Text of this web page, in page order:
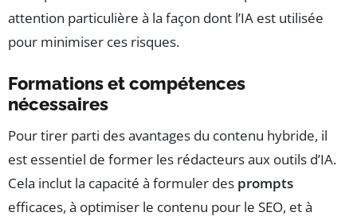
attention particulière à la façon dont l’IA est utilisée
pour minimiser ces risques.
Formations et compétences
nécessaires
Pour tirer parti des avantages du contenu hybride, il
est essentiel de former les rédacteurs aux outils d’IA.
Cela inclut la capacité à formuler des prompts
efficaces, à optimiser le contenu pour le SEO, et à